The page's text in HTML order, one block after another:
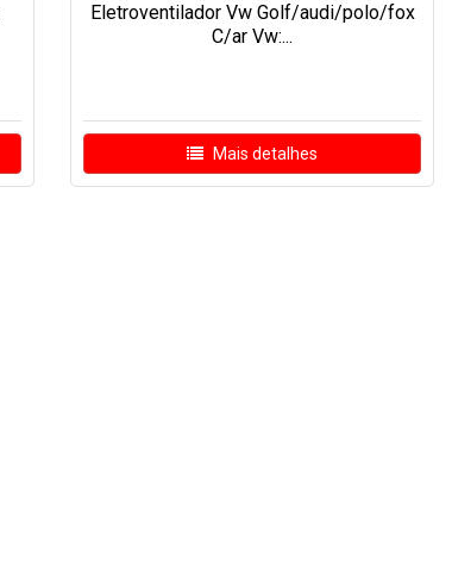
Eletroventilador Vw Golf/audi/polo/fox
C/ar Vw:...
Mais detalhes